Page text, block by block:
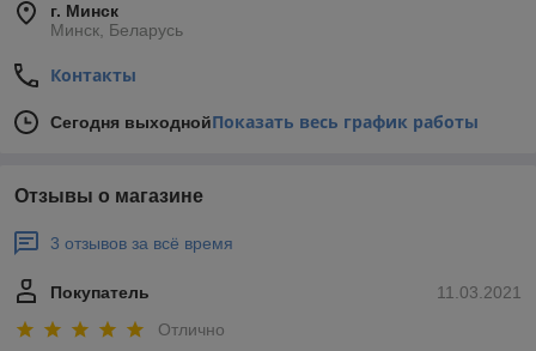
г. Минск
Минск, Беларусь
Контакты
Сегодня выходнойПоказать весь график работы
Отзывы о магазине
3 отзывов за всё время
11.03.2021
Покупатель
Отлично